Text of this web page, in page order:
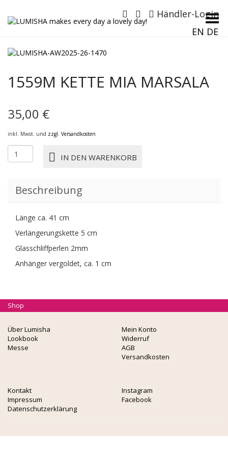
Händler-Login
EN DE
Menü umschalten
1559M KETTE MIA MARSALA
35,00 €
inkl. Mwst. und zzgl. Versandkosten
1559M
KETTE
Menge
IN DEN WARENKORB
Beschreibung
Länge ca. 41 cm
Verlängerungskette 5 cm
Glasschliffperlen 2mm
Anhänger vergoldet, ca. 1 cm
Über Lumisha
Lookbook
Messe
Mein Konto
Widerruf
AGB
Versandkosten
Kontakt
Impressum
Datenschutzerklärung
Instagram
Facebook
Shop